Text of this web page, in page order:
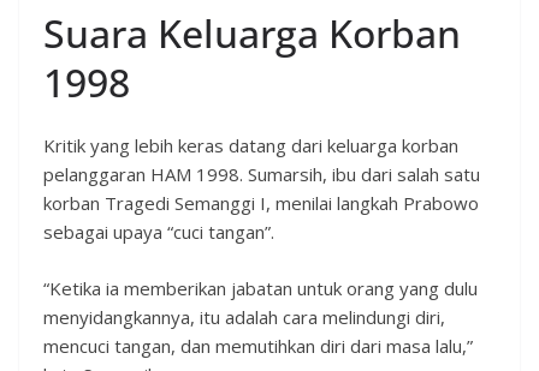
Suara Keluarga Korban
1998
Kritik yang lebih keras datang dari keluarga korban
pelanggaran HAM 1998. Sumarsih, ibu dari salah satu
korban Tragedi Semanggi I, menilai langkah Prabowo
sebagai upaya “cuci tangan”.
“Ketika ia memberikan jabatan untuk orang yang dulu
menyidangkannya, itu adalah cara melindungi diri,
mencuci tangan, dan memutihkan diri dari masa lalu,”